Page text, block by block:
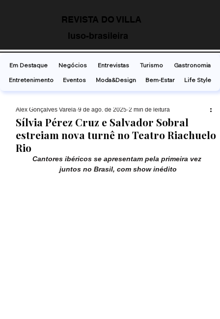
REVISTA DO VILLA
luso-brasileira
Sílvia Pérez Cruz e Salvador Sobral
estreiam nova turnê no Teatro Riachuelo
Rio
Alex Gonçalves Varela 9 de ago. de 2025 2 min de leitura
Cantores ibéricos se apresentam pela primeira vez
juntos no Brasil, com show inédito
Em Destaque Negócios Entrevistas Turismo
Gastronomia
Entretenimento
Eventos Moda&Design Bem-Estar Life Style